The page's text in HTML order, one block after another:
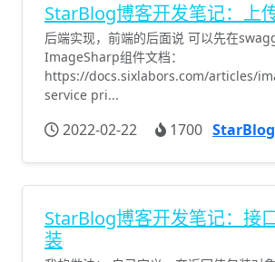
StarBlog博客开发笔记：上
后端实现，前端的后面说 可以先在
ImageSharp组件文档：
https://docs.sixlabors.com/articles/
service pri...
2022-02-22 1700
StarBlog博客开发笔记：接
装